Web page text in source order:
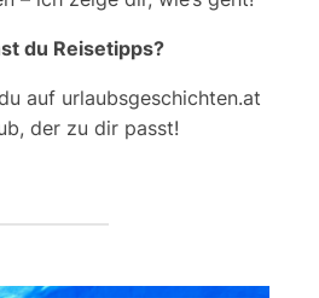
du Reisetipps?
auf urlaubsgeschichten.at
der zu dir passt!